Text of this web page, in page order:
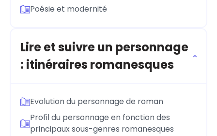
Poésie et modernité
Lire et suivre un personnage
: itinéraires romanesques
Evolution du personnage de roman
Profil du personnage en fonction des
principaux sous-genres romanesques